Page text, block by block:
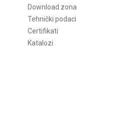
Download zona
Tehnički podaci
Certifikati
Katalozi